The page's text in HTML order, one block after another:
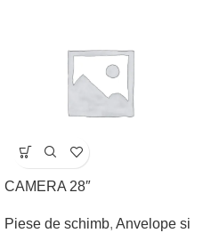
CAMERA 28″
Piese de schimb, Anvelope si